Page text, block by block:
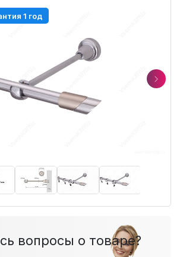
1 год
Next
вопросы о товаре?